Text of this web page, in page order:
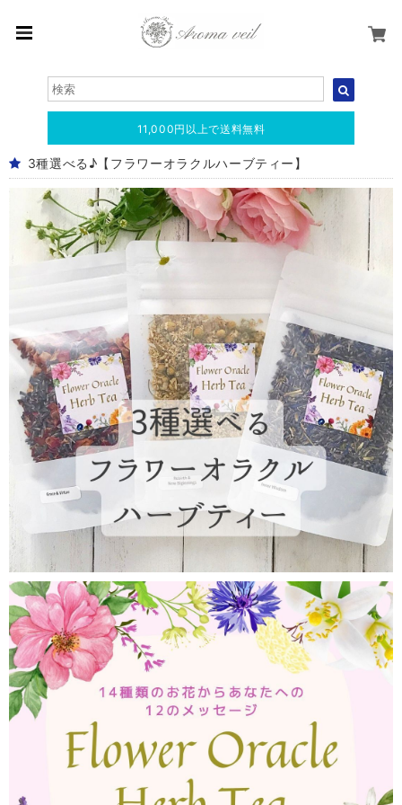
11,000円以上で送料無料
3種選べる♪【フラワーオラクルハーブティー】